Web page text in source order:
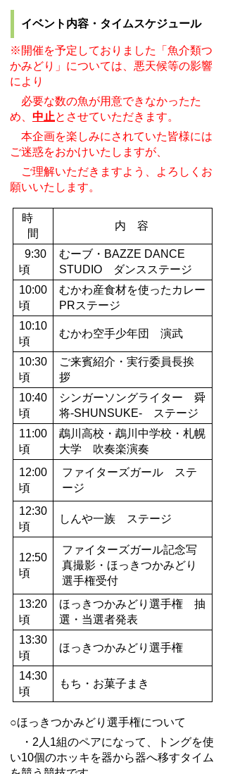
イベント内容・タイムスケジュール
※開催を予定しておりました「魚介類つ
かみどり」については、悪天候等の影響
により
必要な数の魚が用意できなかったた
め、 中止とさせていただきます。
本企画を楽しみにされていた皆様には
ご迷惑をおかけいたしますが、
ご理解いただきますよう、よろしくお
願いいたします。
時
間
内 容
9:30
頃
むーブ・BAZZE DANCE
STUDIO ダンスステージ
10:00
頃
むかわ産食材を使ったカレー
PRステージ
10:10
頃
むかわ空手少年団 演武
10:30
頃
ご来賓紹介・実行委員長挨
拶
10:40
頃
シンガーソングライター 舜
将-SHUNSUKE- ステージ
11:00
頃
鵡川高校・鵡川中学校・札幌
大学 吹奏楽演奏
12:00
頃
ファイターズガール ステ
ージ
12:30
頃
しんや一族 ステージ
12:50
頃
ファイターズガール記念写
真撮影・ほっきつかみどり
選手権受付
13:20
頃
ほっきつかみどり選手権 抽
選・当選者発表
13:30
頃
ほっきつかみどり選手権
14:30
頃
もち・お菓子まき
○ほっきつかみどり選手権について
・2人1組のペアになって、トングを使
い10個のホッキを器から器へ移すタイム